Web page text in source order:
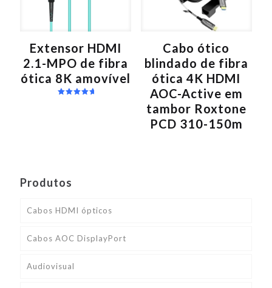
Extensor HDMI
2.1-MPO de fibra
ótica 8K amovível
Cabo ótico
blindado de fibra
ótica 4K HDMI
AOC-Active em
tambor Roxtone
PCD 310-150m
Produtos
Cabos HDMI ópticos
Cabos AOC DisplayPort
Audiovisual